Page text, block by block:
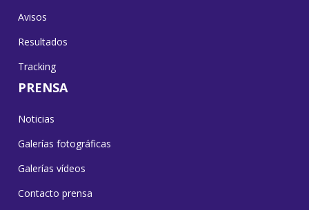
Avisos
Resultados
Tracking
PRENSA
Noticias
Galerías fotográficas
Galerías vídeos
Contacto prensa